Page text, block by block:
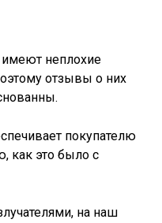
неплохие
отзывы о них
покупателю
как это было с
на наш